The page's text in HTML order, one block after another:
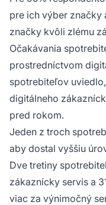
pre ich výber značky
značky kvôli zlému
Očakávania
prostredníctvom
spotrebiteľov
digitálneho
pred rokom.
Jeden z troch
aby dostal vyššiu
Dve tretiny
zákaznícky servis a
viac za výnimočný